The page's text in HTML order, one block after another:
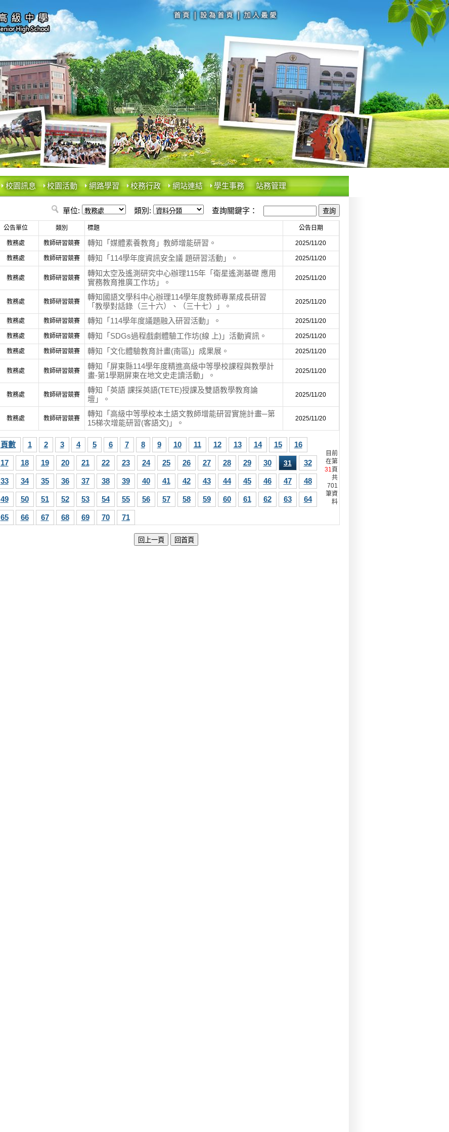
校園訊息 校園活動 網路學習 校務行政 網站連結 學生事務 站務管理
單位: 類別: 查詢關鍵字：
公告單位 類別 標題 公告日期
教務處 教師研習競賽 轉知「媒體素養教育」教師增能研習。 2025/11/20
教務處 教師研習競賽 轉知「114學年度資訊安全議 題研習活動」。 2025/11/20
教務處 教師研習競賽
轉知太空及遙測研究中心辦理115年「衛星遙測基礎 應用
實務教育推廣工作坊」。
2025/11/20
教務處 教師研習競賽
轉知國語文學科中心辦理114學年度教師專業成長研習
「教學對話錄（三十六）、（三十七）」。
2025/11/20
教務處 教師研習競賽 轉知「114學年度議題融入研習活動」。 2025/11/20
教務處 教師研習競賽 轉知「SDGs過程戲劇體驗工作坊(線 上)」活動資訊。 2025/11/20
教務處 教師研習競賽 轉知「文化體驗教育計畫(南區)」成果展。 2025/11/20
教務處 教師研習競賽
轉知「屏東縣114學年度精進高級中等學校課程與教學計
畫-第1學期屏東在地文史走讀活動」。
2025/11/20
教務處 教師研習競賽
轉知「英語 課採英語(TETE)授課及雙語教學教育論
壇」。
2025/11/20
教務處 教師研習競賽
轉知「高級中等學校本土語文教師增能研習實施計畫─第
15梯次增能研習(客語文)」。
2025/11/20
頁數 1 2 3 4 5 6 7 8 9 10 11 12 13 14 15 16
17 18 19 20 21 22 23 24 25 26 27 28 29 30 31 32
33 34 35 36 37 38 39 40 41 42 43 44 45 46 47 48
49 50 51 52 53 54 55 56 57 58 59 60 61 62 63 64
65 66 67 68 69 70 71
目前
在第
31 頁
共
701
筆資
料